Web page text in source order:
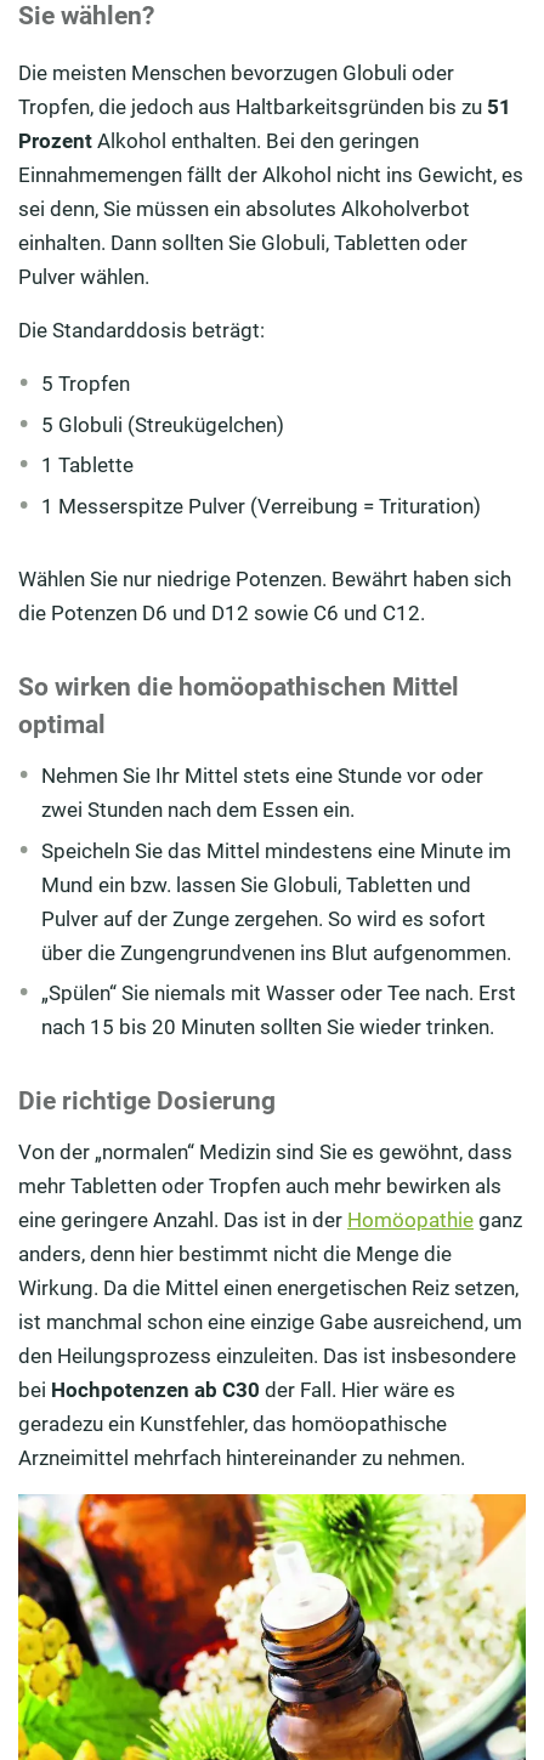
Sie wählen?
Die meisten Menschen bevorzugen Globuli oder
Tropfen, die jedoch aus Haltbarkeitsgründen bis zu 51
Prozent Alkohol enthalten. Bei den geringen
Einnahmemengen fällt der Alkohol nicht ins Gewicht, es
sei denn, Sie müssen ein absolutes Alkoholverbot
einhalten. Dann sollten Sie Globuli, Tabletten oder
Pulver wählen.
Die Standarddosis beträgt:
5 Tropfen
5 Globuli (Streukügelchen)
1 Tablette
1 Messerspitze Pulver (Verreibung = Trituration)
Wählen Sie nur niedrige Potenzen. Bewährt haben sich
die Potenzen D6 und D12 sowie C6 und C12.
So wirken die homöopathischen Mittel
optimal
Nehmen Sie Ihr Mittel stets eine Stunde vor oder
zwei Stunden nach dem Essen ein.
Speicheln Sie das Mittel mindestens eine Minute im
Mund ein bzw. lassen Sie Globuli, Tabletten und
Pulver auf der Zunge zergehen. So wird es sofort
über die Zungengrundvenen ins Blut aufgenommen.
„Spülen“ Sie niemals mit Wasser oder Tee nach. Erst
nach 15 bis 20 Minuten sollten Sie wieder trinken.
Die richtige Dosierung
Von der „normalen“ Medizin sind Sie es gewöhnt, dass
mehr Tabletten oder Tropfen auch mehr bewirken als
eine geringere Anzahl. Das ist in der Homöopathie ganz
anders, denn hier bestimmt nicht die Menge die
Wirkung. Da die Mittel einen energetischen Reiz setzen,
ist manchmal schon eine einzige Gabe ausreichend, um
den Heilungsprozess einzuleiten. Das ist insbesondere
bei Hochpotenzen ab C30 der Fall. Hier wäre es
geradezu ein Kunstfehler, das homöopathische
Arzneimittel mehrfach hintereinander zu nehmen.